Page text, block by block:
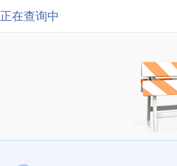
正在查询中